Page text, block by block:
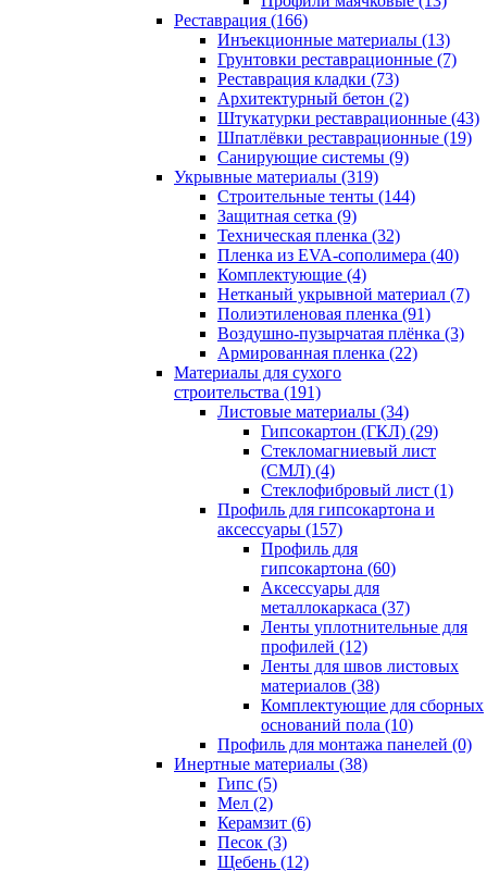
Реставрация (166)
Инъекционные материалы (13)
Грунтовки реставрационные (7)
Реставрация кладки (73)
Архитектурный бетон (2)
Штукатурки реставрационные (43)
Шпатлёвки реставрационные (19)
Санирующие системы (9)
Укрывные материалы (319)
Строительные тенты (144)
Защитная сетка (9)
Техническая пленка (32)
Пленка из EVA-сополимера (40)
Комплектующие (4)
Нетканый укрывной материал (7)
Полиэтиленовая пленка (91)
Воздушно-пузырчатая плёнка (3)
Армированная пленка (22)
Материалы для сухого
строительства (191)
Листовые материалы (34)
Гипсокартон (ГКЛ) (29)
Стекломагниевый лист
(СМЛ) (4)
Cтеклофибровый лист (1)
Профиль для гипсокартона и
аксессуары (157)
Профиль для
гипсокартона (60)
Аксессуары для
металлокаркаса (37)
Ленты уплотнительные для
профилей (12)
Ленты для швов листовых
материалов (38)
Комплектующие для сборных
оснований пола (10)
Профиль для монтажа панелей (0)
Инертные материалы (38)
Гипс (5)
Мел (2)
Керамзит (6)
Песок (3)
Щебень (12)